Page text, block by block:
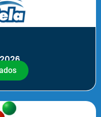
Día